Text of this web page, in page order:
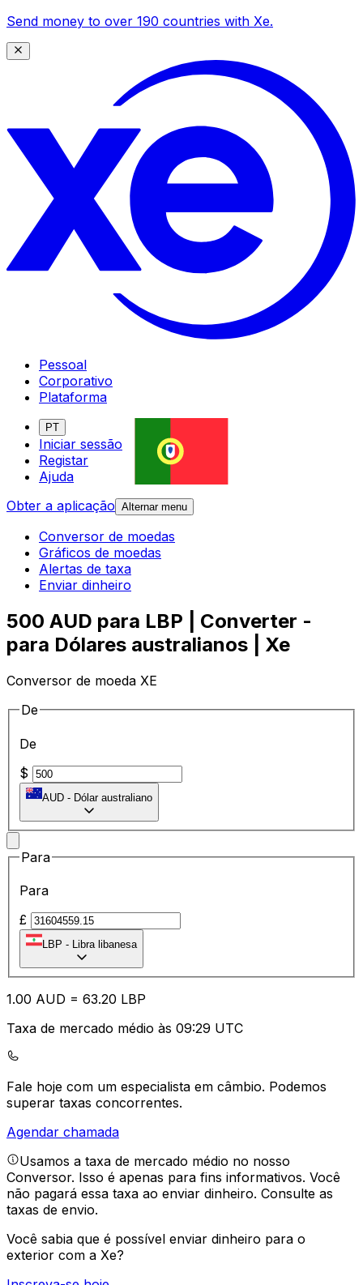
Send money to over 190 countries with Xe.
Pessoal
Corporativo
Plataforma
PT
Iniciar sessão
Registar
Ajuda
Obter a aplicação Alternar menu
Conversor de moedas
Gráficos de moedas
Alertas de taxa
Enviar dinheiro
500 AUD para LBP | Converter -
para Dólares australianos | Xe
Conversor de moeda XE
De
De
$
AUD - Dólar australiano
Para
Para
£
LBP - Libra libanesa
1.00 AUD = 63.20 LBP
Taxa de mercado médio às 09:29 UTC
Fale hoje com um especialista em câmbio. Podemos
superar taxas concorrentes.
Agendar chamada
Usamos a taxa de mercado médio no nosso
Conversor. Isso é apenas para fins informativos. Você
não pagará essa taxa ao enviar dinheiro. Consulte as
taxas de envio.
Você sabia que é possível enviar dinheiro para o
exterior com a Xe?